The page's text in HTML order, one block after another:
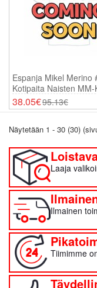
Espanja Mikel Merino
Kotipaita Naisten MM-
2026 Lyhythihainen
38.05€95.13€
Näytetään 1 - 30 (30)
Laaja
Ilmainen
Tiimimme